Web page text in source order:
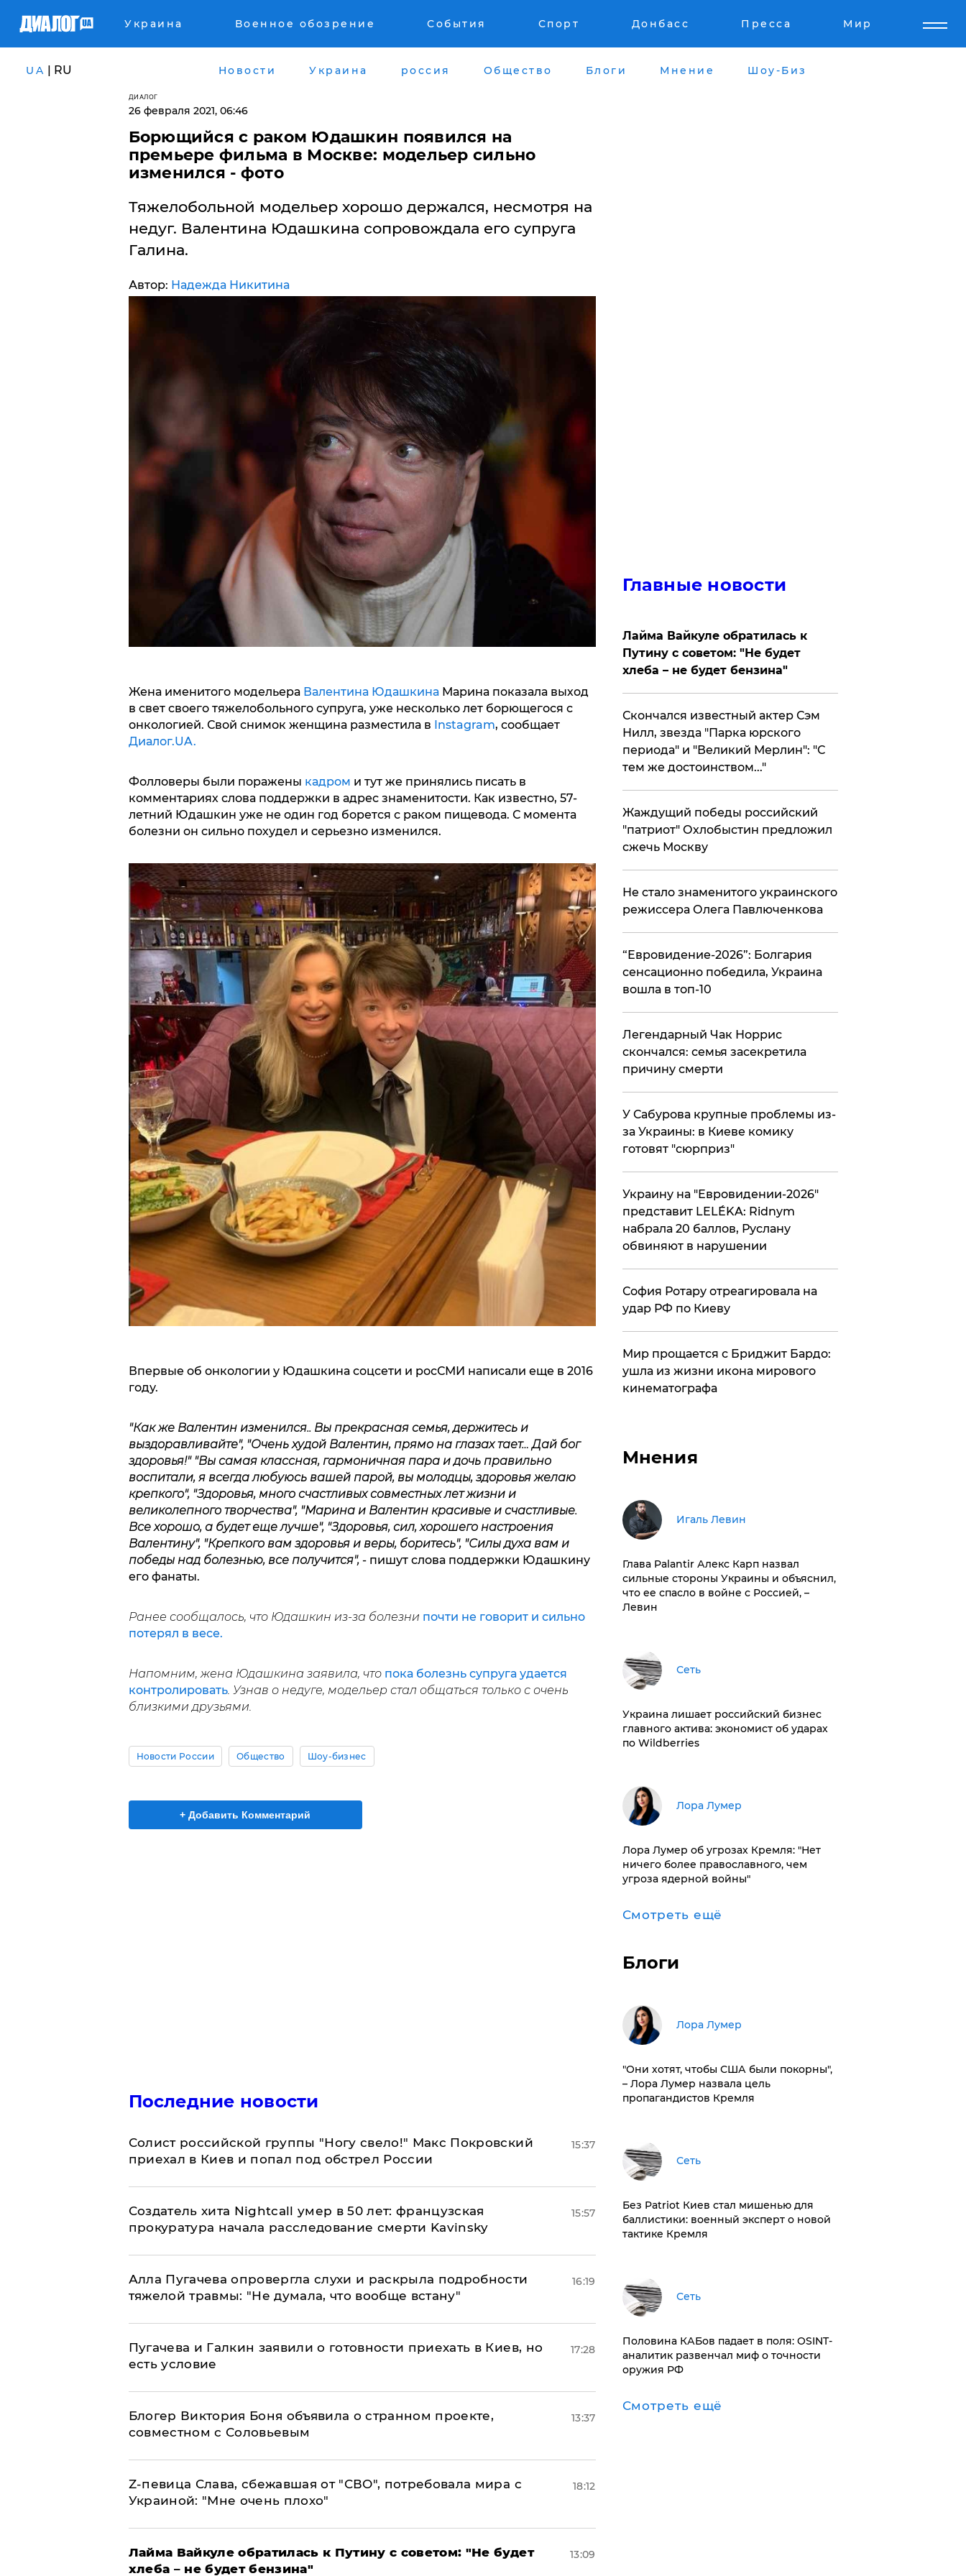
Украина Военное обозрение События Спорт Донбасс Пресса Мир
UA | RU Новости Украина россия Общество Блоги Мнение Шоу-Биз
ДИАЛОГ
26 февраля 2021, 06:46
Борющийся с раком Юдашкин появился на
премьере фильма в Москве: модельер сильно
изменился - фото
Тяжелобольной модельер хорошо держался, несмотря на
недуг. Валентина Юдашкина сопровождала его супруга
Галина.
Автор: Надежда Никитина
Жена именитого модельера Валентина ЮдашкинаМарина показала выход
в свет своего тяжелобольного супруга, уже несколько лет борющегося с
онкологией. Свой снимок женщина разместила в Instagram, сообщает
Диалог.UA.
Фолловеры были поражены кадром и тут же принялись писать в
комментариях слова поддержки в адрес знаменитости. Как известно, 57-
летний Юдашкин уже не один год борется с раком пищевода. С момента
болезни он сильно похудел и серьезно изменился.
Впервые об онкологии у Юдашкина соцсети и росСМИ написали еще в 2016
году.
"Как же Валентин изменился.. Вы прекрасная семья, держитесь и
выздоравливайте", "Очень худой Валентин, прямо на глазах тает… Дай бог
здоровья!" "Вы самая классная, гармоничная пара и дочь правильно
воспитали, я всегда любуюсь вашей парой, вы молодцы, здоровья желаю
крепкого", "Здоровья, много счастливых совместных лет жизни и
великолепного творчества", "Марина и Валентин красивые и счастливые.
Все хорошо, а будет еще лучше", "Здоровья, сил, хорошего настроения
Валентину", "Крепкого вам здоровья и веры, боритесь", "Силы духа вам и
победы над болезнью, все получится",- пишут слова поддержки Юдашкину
его фанаты.
Ранее сообщалось, что Юдашкин из-за болезни почти не говорит и сильно
потерял в весе.
Напомним, жена Юдашкина заявила, что пока болезнь супруга удается
контролировать. Узнав о недуге, модельер стал общаться только с очень
близкими друзьями.
Новости России Общество Шоу-бизнес
+ Добавить Комментарий
Последние новости
Солист российской группы "Ногу свело!" Макс Покровский
приехал в Киев и попал под обстрел России
15:37
Создатель хита Nightcall умер в 50 лет: французская
прокуратура начала расследование смерти Kavinsky
15:57
Алла Пугачева опровергла слухи и раскрыла подробности
тяжелой травмы: "Не думала, что вообще встану"
16:19
Пугачева и Галкин заявили о готовности приехать в Киев, но
есть условие
17:28
Блогер Виктория Боня объявила о странном проекте,
совместном с Соловьевым
13:37
Z-певица Слава, сбежавшая от "СВО", потребовала мира с
Украиной: "Мне очень плохо"
18:12
Лайма Вайкуле обратилась к Путину с советом: "Не будет
хлеба – не будет бензина"
13:09
Главные новости
Лайма Вайкуле обратилась к
Путину с советом: "Не будет
хлеба – не будет бензина"
Скончался известный актер Сэм
Нилл, звезда "Парка юрского
периода" и "Великий Мерлин": "С
тем же достоинством..."
Жаждущий победы российский
"патриот" Охлобыстин предложил
сжечь Москву
Не стало знаменитого украинского
режиссера Олега Павлюченкова
​“Евровидение-2026”: Болгария
сенсационно победила, Украина
вошла в топ-10
​Легендарный Чак Норрис
скончался: семья засекретила
причину смерти
У Сабурова крупные проблемы из-
за Украины: в Киеве комику
готовят "сюрприз"
Украину на "Евровидении-2026"
представит LELÉKA: Ridnym
набрала 20 баллов, Руслану
обвиняют в нарушении
София Ротару отреагировала на
удар РФ по Киеву
Мир прощается с Бриджит Бардо:
ушла из жизни икона мирового
кинематографа
Мнения
Игаль Левин
Глава Palantir Алекс Карп назвал
сильные стороны Украины и объяснил,
что ее спасло в войне с Россией, –
Левин
Сеть
​Украина лишает российский бизнес
главного актива: экономист об ударах
по Wildberries
​Лора Лумер
Лора Лумер об угрозах Кремля: "Нет
ничего более православного, чем
угроза ядерной войны"
Смотреть ещё
Блоги
​Лора Лумер
"Они хотят, чтобы США были покорны",
– Лора Лумер назвала цель
пропагандистов Кремля
Сеть
​Без Patriot Киев стал мишенью для
баллистики: военный эксперт о новой
тактике Кремля
Сеть
​Половина КАБов падает в поля: OSINT-
аналитик развенчал миф о точности
оружия РФ
Смотреть ещё